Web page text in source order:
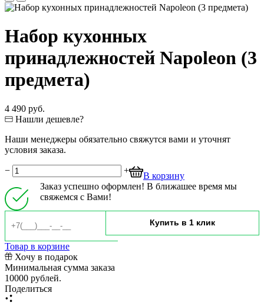
Набор кухонных
принадлежностей Napoleon (3
предмета)
4 490 руб.
Нашли дешевле?
Наши менеджеры обязательно свяжутся вами и уточнят
условия заказа.
− +
В корзину
Заказ успешно оформлен! В ближашее время мы
свяжемся с Вами!
Товар в корзине
Хочу в подарок
Минимальная сумма заказа
10000 рублей.
Поделиться